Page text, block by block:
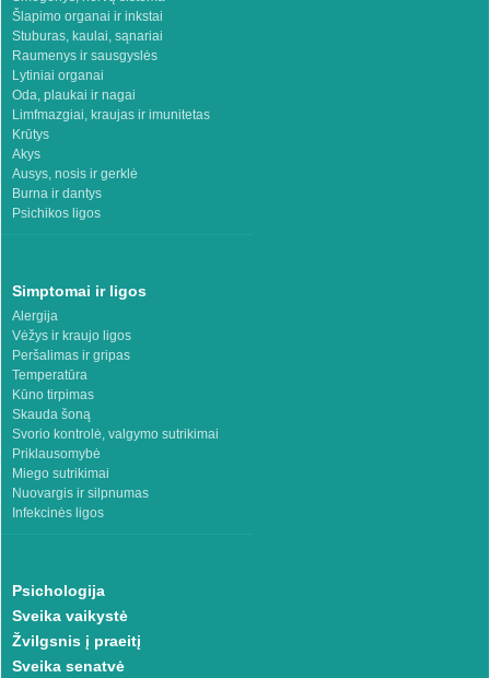
Šlapimo organai ir inkstai
Stuburas, kaulai, sąnariai
Raumenys ir sausgyslės
Lytiniai organai
Oda, plaukai ir nagai
Limfmazgiai, kraujas ir imunitetas
Krūtys
Akys
Ausys, nosis ir gerklė
Burna ir dantys
Psichikos ligos
Simptomai ir ligos
Alergija
Vėžys ir kraujo ligos
Peršalimas ir gripas
Temperatūra
Kūno tirpimas
Skauda šoną
Svorio kontrolė, valgymo sutrikimai
Priklausomybė
Miego sutrikimai
Nuovargis ir silpnumas
Infekcinės ligos
Psichologija
Sveika vaikystė
Žvilgsnis į praeitį
Sveika senatvė